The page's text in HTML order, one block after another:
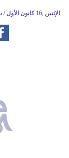
06:21 2019 الإثنين ,16 كانون الأول / ديسمبر